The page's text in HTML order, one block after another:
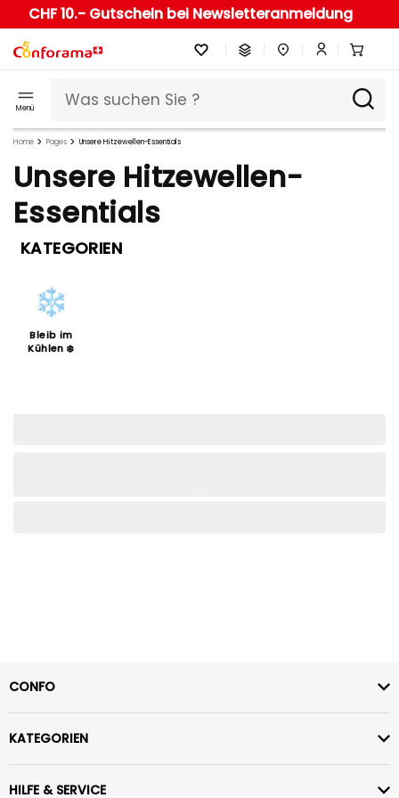
CHF 10.- Gutschein bei Newsletteranmeldung
Menü
KATEGORIEN
Bleib im
Kühlen ❄️
Home Pages Unsere Hitzewellen-Essentials
Unsere Hitzewellen-
Essentials
CONFO
KATEGORIEN
HILFE & SERVICE